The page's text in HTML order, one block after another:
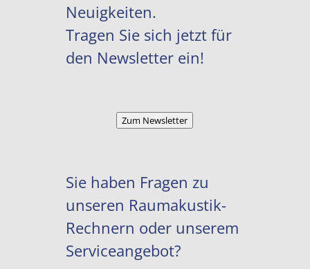
Neuigkeiten.
Tragen Sie sich jetzt für
den Newsletter ein!
Zum Newsletter
Sie haben Fragen zu
unseren Raumakustik-
Rechnern oder unserem
Serviceangebot?